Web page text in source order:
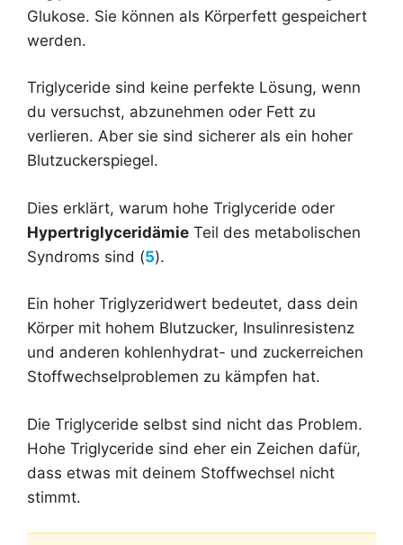
Glukose. Sie können als Körperfett gespeichert
werden.
Triglyceride sind keine perfekte Lösung, wenn
du versuchst, abzunehmen oder Fett zu
verlieren. Aber sie sind sicherer als ein hoher
Blutzuckerspiegel.
Dies erklärt, warum hohe Triglyceride oder
Hypertriglyceridämie Teil des metabolischen
Syndroms sind (5).
Ein hoher Triglyzeridwert bedeutet, dass dein
Körper mit hohem Blutzucker, Insulinresistenz
und anderen kohlenhydrat- und zuckerreichen
Stoffwechselproblemen zu kämpfen hat.
Die Triglyceride selbst sind nicht das Problem.
Hohe Triglyceride sind eher ein Zeichen dafür,
dass etwas mit deinem Stoffwechsel nicht
stimmt.